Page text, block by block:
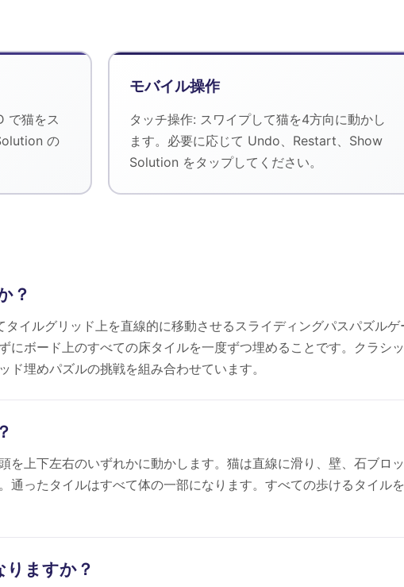
で猫をス
の
モバイル操作
タッチ操作: スワイプして猫を4方向に動かし
ます。必要に応じて Undo、Restart、Show
Solution をタップしてください。
？
イルグリッド上を直線的に移動させるスライディングパスパズルゲ
にボード上のすべての床タイルを一度ずつ埋めることです。クラシ
埋めパズルの挑戦を組み合わせています。
を上下左右のいずれかに動かします。猫は直線に滑り、壁、石ブロッ
通ったタイルはすべて体の一部になります。すべての歩けるタイル
りますか？